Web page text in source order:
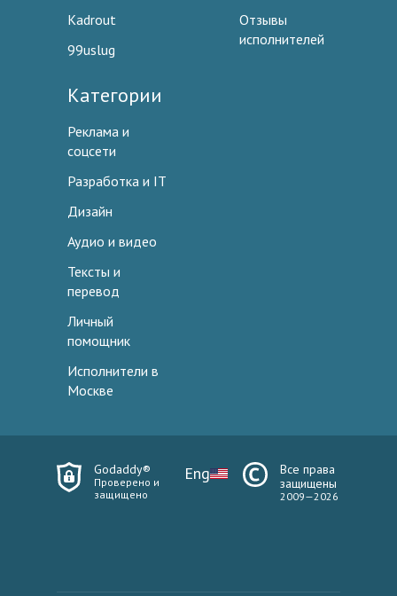
Kadrout
99uslug
Отзывы
исполнителей
Категории
Реклама и
соцсети
Разработка и IT
Дизайн
Аудио и видео
Тексты и
перевод
Личный
помощник
Исполнители в
Москве
Godaddy®
Проверено и
защищено
Eng
Все права
защищены
2009—2026